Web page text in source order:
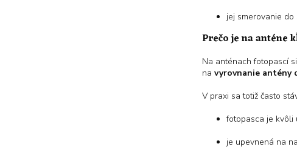
jej smerovanie
Prečo je na anténe
Na anténach fotopascí
na vyrovnanie antény
V praxi sa totiž často
fotopasca je kvôli
je upevnená na